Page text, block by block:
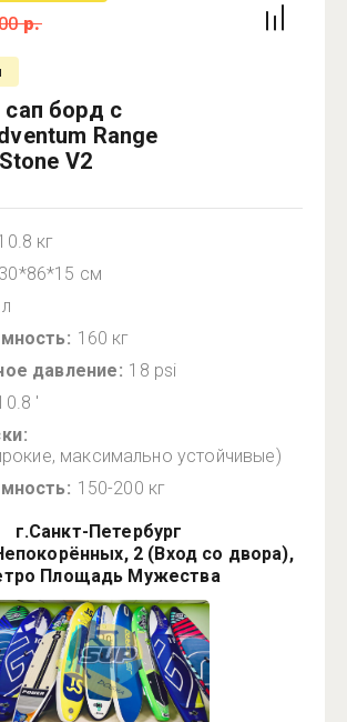
р.
борд с
Range
V2
кг
см
160 кг
давление
18 psi
′
максимально устойчивые)
150-200 кг
г.Санкт-Петербург
2 (Вход со двора),
Площадь Мужества